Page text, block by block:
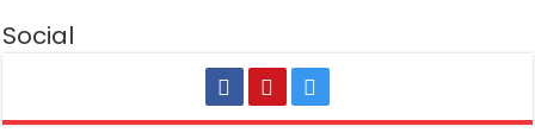
Social